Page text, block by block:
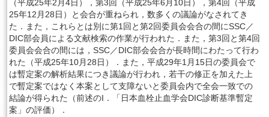
（平成25年2月4日），第3回（平成25年6月10日），第4回（平成
25年12月28日）と会合が重ねられ，数多くの議論がなされてき
た．また，これらとは別に第1回と第2回委員会会合の間にSSC／
DIC部会員による文献検索の作業が行われた．また，第3回と第4回
委員会会合の間には，SSC／DIC部会会合が長時間にわたって行わ
れた（平成25年10月28日）．また，平成29年1月15日の委員会で
は暫定案の解析結果につき議論が行われ，若干の修正を加えた上
で暫定案ではなく本案として支障ないと委員会内で全会一致での
結論が得られた（前述のI．「日本血栓止血学会DIC診断基準暫定
案」の評価）．